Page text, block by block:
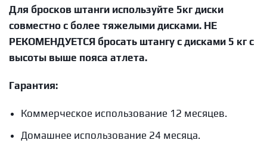
Для бросков штанги используйте 5кг диски
совместно с более тяжелыми дисками. НЕ
РЕКОМЕНДУЕТСЯ бросать штангу с дисками 5 кг с
высоты выше пояса атлета.
Гарантия:
Коммерческое использование 12 месяцев.
Домашнее использование 24 месяца.